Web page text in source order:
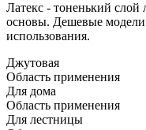
Латекс - тоненький слой
основы. Дешевые
использования.
Джутовая
Область применения
Для дома
Область применения
Для лестницы